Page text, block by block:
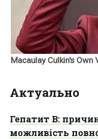
Актуально
Гепатит B:
можливість